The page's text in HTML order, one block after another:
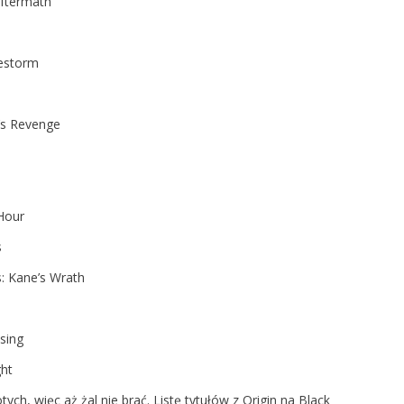
Revenge
Wrath
więc aż żal nie brać. Listę tytułów z Origin na Black